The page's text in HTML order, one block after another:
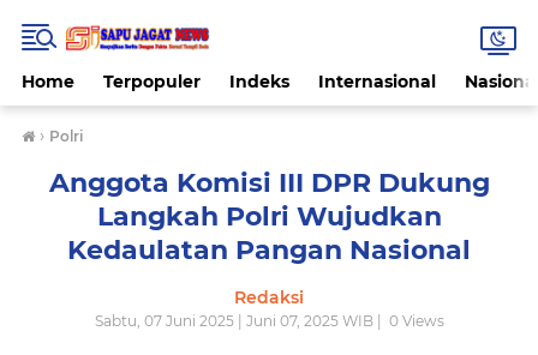
Home Terpopuler Indeks Internasional
› Polri
Anggota Komisi III DPR Dukung
Langkah Polri Wujudkan
Kedaulatan Pangan Nasional
Redaksi
Sabtu, 07 Juni 2025 | Juni 07, 2025 WIB | 0Views